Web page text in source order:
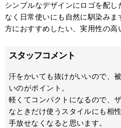
シンプルなデザインにロゴを配
なく日常使いにも自然に馴染みま
方におすすめしたい、実用性の高
スタッフコメント
汗をかいても抜けがいいので、
いのがポイント。
軽くてコンパクトになるので、
なときだけ使うスタイルにも相
手放せなくなると思います。